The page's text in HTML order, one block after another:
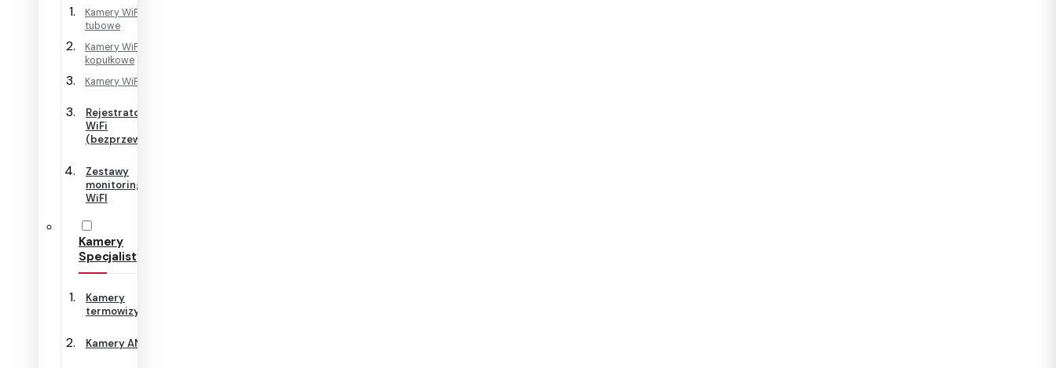
Kamery WiFi
tubowe
Kamery WiFi
kopułkowe
Kamery WiFi Cube
Rejestratory
WiFi
(bezprzewodowe)
Zestawy
monitoringu
WiFI
Kamery
Specjalistyczne
Kamery
termowizyjne
Kamery ANPR